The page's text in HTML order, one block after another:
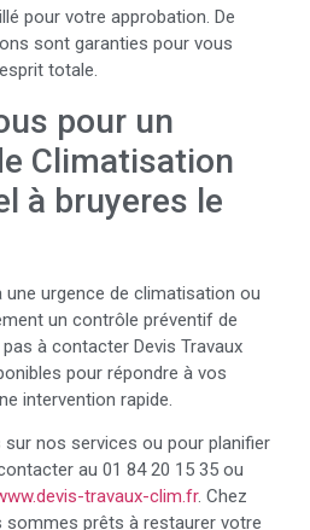
pour votre approbation. De
sont garanties pour vous
totale.
pour un
Climatisation
à bruyeres le
urgence de climatisation ou
un contrôle préventif de
à contacter Devis Travaux
pour répondre à vos
intervention rapide.
sur nos services ou pour planifier
au 01 84 20 15 35 ou
travaux-clim.fr. Chez
sommes prêts à restaurer votre